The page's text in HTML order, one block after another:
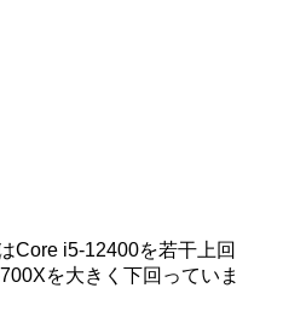
Core i5-12400を若干上回
を大きく下回っていま